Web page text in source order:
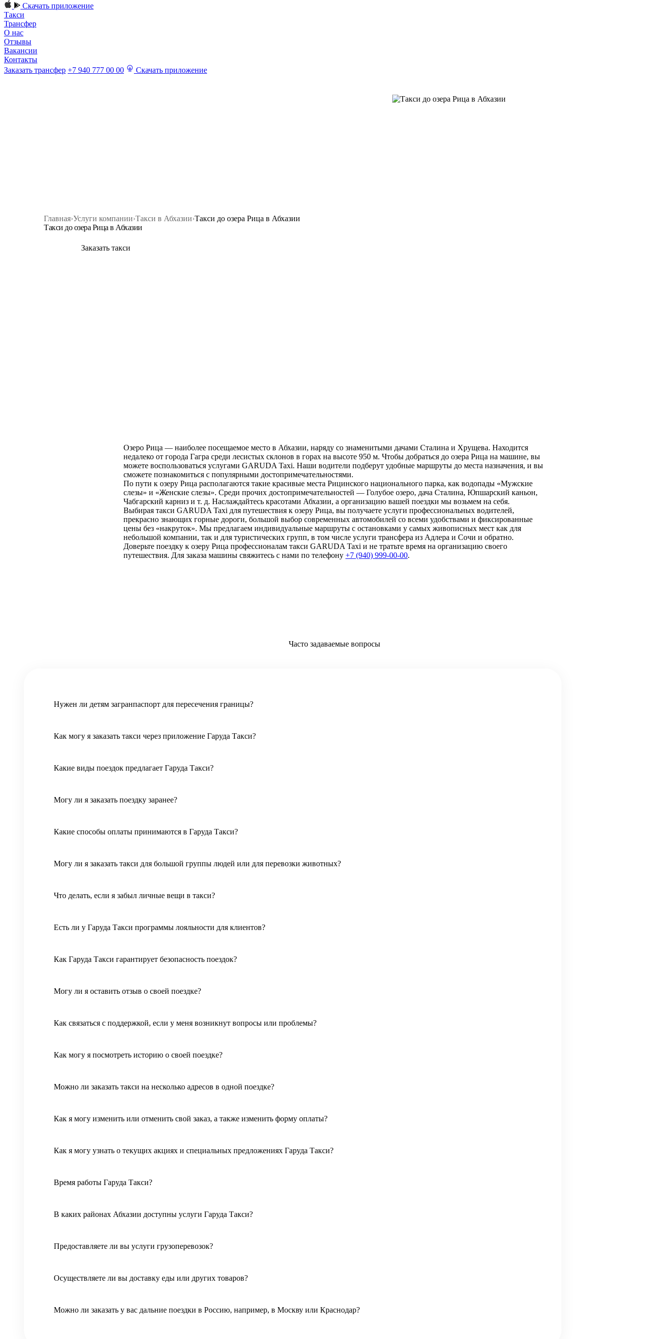
Скачать приложение
Такси
Трансфер
О нас
Отзывы
Вакансии
Контакты
Заказать трансфер +7 940 777 00 00 Скачать приложение
Главная›Услуги компании›Такси в Абхазии›Такси до озера Рица в Абхазии
Такси до озера Рица в Абхазии
Заказать такси
Озеро Рица — наиболее посещаемое место в Абхазии, наряду со знаменитыми дачами Сталина и Хрущева. Находится
недалеко от города Гагра среди лесистых склонов в горах на высоте 950 м. Чтобы добраться до озера Рица на машине, вы
можете воспользоваться услугами GARUDA Taxi. Наши водители подберут удобные маршруты до места назначения, и вы
сможете познакомиться с популярными достопримечательностями.
По пути к озеру Рица располагаются такие красивые места Рицинского национального парка, как водопады «Мужские
слезы» и «Женские слезы». Среди прочих достопримечательностей — Голубое озеро, дача Сталина, Юпшарский каньон,
Чабгарский карниз и т. д. Наслаждайтесь красотами Абхазии, а организацию вашей поездки мы возьмем на себя.
Выбирая такси GARUDA Taxi для путешествия к озеру Рица, вы получаете услуги профессиональных водителей,
прекрасно знающих горные дороги, большой выбор современных автомобилей со всеми удобствами и фиксированные
цены без «накруток». Мы предлагаем индивидуальные маршруты с остановками у самых живописных мест как для
небольшой компании, так и для туристических групп, в том числе услуги трансфера из Адлера и Сочи и обратно.
Доверьте поездку к озеру Рица профессионалам такси GARUDA Taxi и не тратьте время на организацию своего
путешествия. Для заказа машины свяжитесь с нами по телефону +7 (940) 999-00-00.
Часто задаваемые вопросы
Нужен ли детям загранпаспорт для пересечения границы?
Как могу я заказать такси через приложение Гаруда Такси?
Какие виды поездок предлагает Гаруда Такси?
Могу ли я заказать поездку заранее?
Какие способы оплаты принимаются в Гаруда Такси?
Могу ли я заказать такси для большой группы людей или для перевозки животных?
Что делать, если я забыл личные вещи в такси?
Есть ли у Гаруда Такси программы лояльности для клиентов?
Как Гаруда Такси гарантирует безопасность поездок?
Могу ли я оставить отзыв о своей поездке?
Как связаться с поддержкой, если у меня возникнут вопросы или проблемы?
Как могу я посмотреть историю о своей поездке?
Можно ли заказать такси на несколько адресов в одной поездке?
Как я могу изменить или отменить свой заказ, а также изменить форму оплаты?
Как я могу узнать о текущих акциях и специальных предложениях Гаруда Такси?
Время работы Гаруда Такси?
В каких районах Абхазии доступны услуги Гаруда Такси?
Предоставляете ли вы услуги грузоперевозок?
Осуществляете ли вы доставку еды или других товаров?
Можно ли заказать у вас дальние поездки в Россию, например, в Москву или Краснодар?